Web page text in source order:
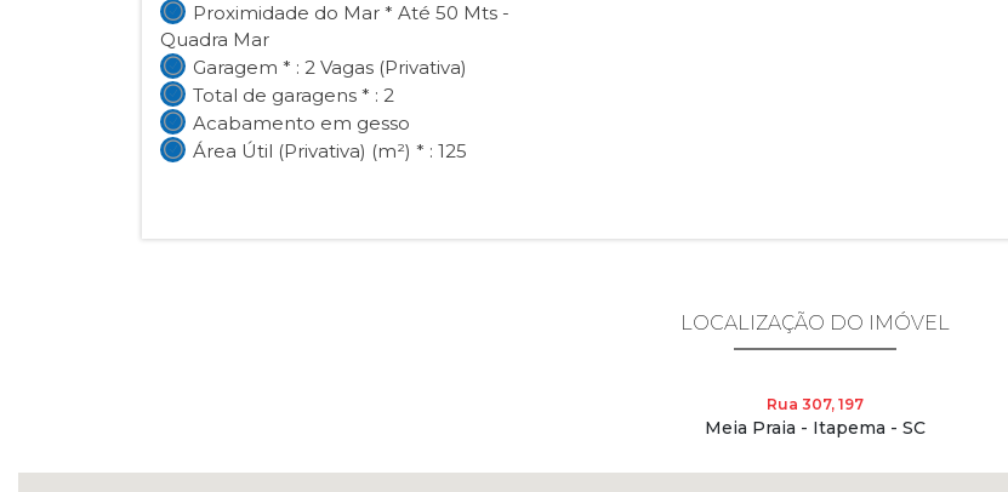
Proximidade do Mar * Até 50 Mts -
Quadra Mar
Garagem * : 2 Vagas (Privativa)
Total de garagens * : 2
Acabamento em gesso
Área Útil (Privativa) (m²) * : 125
LOCALIZAÇÃO DO IMÓVEL
Rua 307, 197
Meia Praia - Itapema - SC